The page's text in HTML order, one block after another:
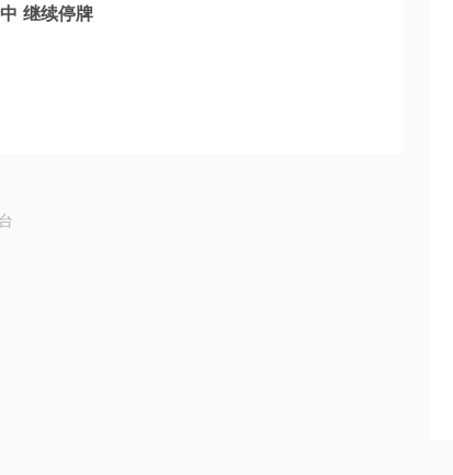
继续停牌